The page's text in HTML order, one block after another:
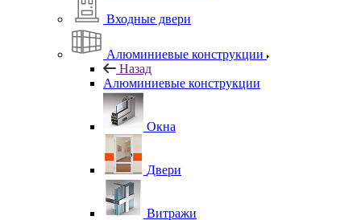
Входные двери
Алюминиевые конструкции
Назад
Алюминиевые конструкции
Окна
Двери
Витражи